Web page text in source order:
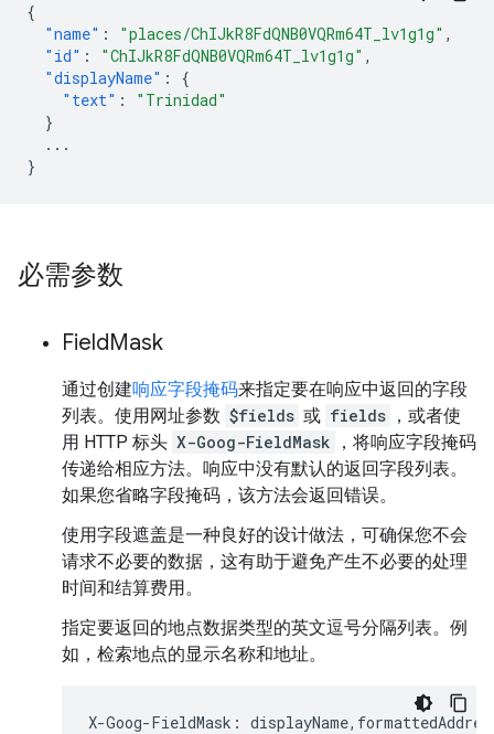
{
"name" : "places/ChIJkR8FdQNB0VQRm64T_lv1g1g" ,
"id" : "ChIJkR8FdQNB0VQRm64T_lv1g1g" ,
"displayName" :
{
"text" :
"Trinidad"
}
...
}
必需参数
FieldMask
通过创建响应字段掩码来指定要在响应中返回的字段
列表。使用网址参数 $fields 或 fields ，或者使
用 HTTP 标头 X-Goog-FieldMask
，将响应字段掩码
传递给相应方法。响应中没有默认的返回字段列表。
如果您省略字段掩码，该方法会返回错误。
使用字段遮盖是一种良好的设计做法，可确保您不会
请求不必要的数据，这有助于避免产生不必要的处理
时间和结算费用。
指定要返回的地点数据类型的英文逗号分隔列表。例
如，检索地点的显示名称和地址。
X-Goog-FieldMask : displayName,